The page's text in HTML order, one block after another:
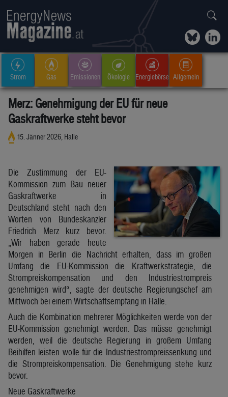
Strom Gas Emissionen Ökologie Energiebörse Allgemein
Merz: Genehmigung der EU für neue
Gaskraftwerke steht bevor
15. Jänner 2026, Halle
Die Zustimmung der EU-
Kommission zum Bau neuer
Gaskraftwerke in
Deutschland steht nach den
Worten von Bundeskanzler
Friedrich Merz kurz bevor.
„Wir haben gerade heute
Morgen in Berlin die Nachricht erhalten, dass im großen
Umfang die EU-Kommission die Kraftwerkstrategie, die
Strompreiskompensation und den Industriestrompreis
genehmigen wird“, sagte der deutsche Regierungschef am
Mittwoch bei einem Wirtschaftsempfang in Halle.
Auch die Kombination mehrerer Möglichkeiten werde von der
EU-Kommission genehmigt werden. Das müsse genehmigt
werden, weil die deutsche Regierung in großem Umfang
Beihilfen leisten wolle für die Industriestrompreissenkung und
die Strompreiskompensation. Die Genehmigung stehe kurz
bevor.
Neue Gaskraftwerke